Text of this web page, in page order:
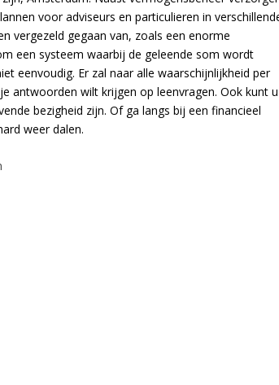
voor adviseurs en particulieren in
vergezeld gegaan van, zoals een enorme
een systeem waarbij de geleende som wordt
eenvoudig. Er zal naar alle waarschijnlijkheid per
antwoorden wilt krijgen op leenvragen. Ook kunt u
bezigheid zijn. Of ga langs bij een financieel
weer dalen.